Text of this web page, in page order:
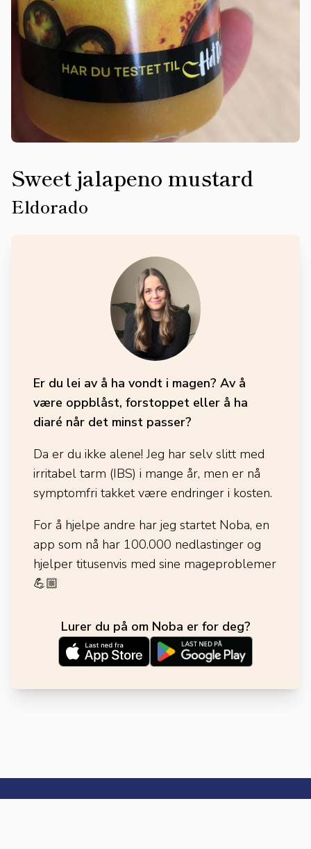
Sweet jalapeno mustard
Eldorado
Er du lei av å ha vondt i magen? Av å
være oppblåst, forstoppet eller å ha
diaré når det minst passer?
Da er du ikke alene! Jeg har selv slitt med
irritabel tarm (IBS) i mange år, men er nå
symptomfri takket være endringer i kosten.
For å hjelpe andre har jeg startet Noba, en
app som nå har 100.000 nedlastinger og
hjelper titusenvis med sine mageproblemer
💪🏼
Lurer du på om Noba er for deg?